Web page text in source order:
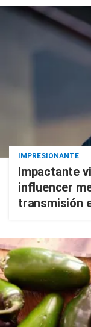
IMPRESIONANTE
Impactante
influencer
transmisión